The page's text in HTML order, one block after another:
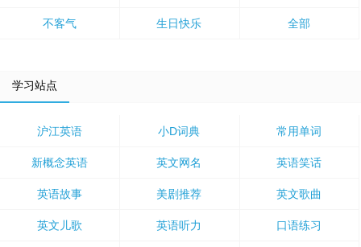
不客气 生日快乐 全部
学习站点
沪江英语 小D词典 常用单词
新概念英语 英文网名 英语笑话
英语故事 美剧推荐 英文歌曲
英文儿歌 英语听力 口语练习